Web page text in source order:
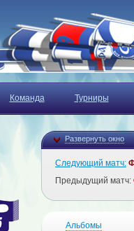
Команда Турниры
Развернуть окно
Следующий матч:
Предыдущий матч:
Альбомы